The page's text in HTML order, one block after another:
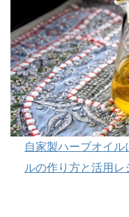
自家製ハーブオイル
ルの作り方と活用レ